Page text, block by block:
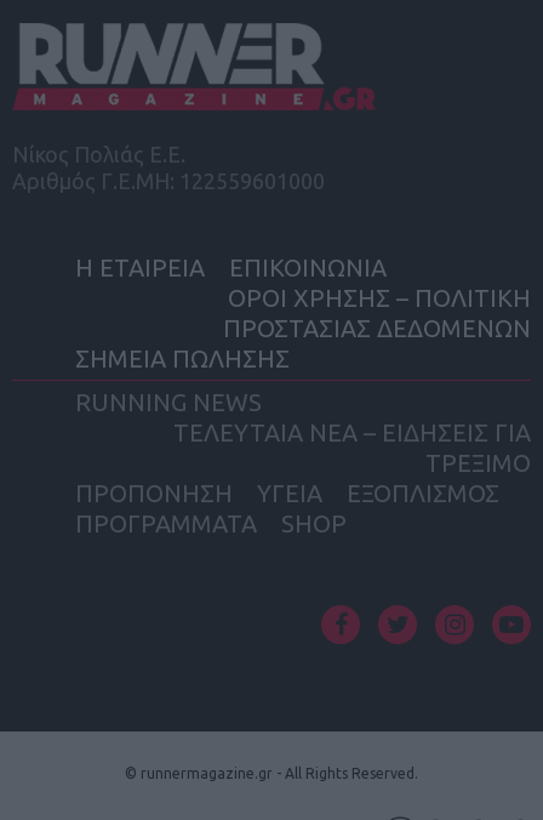
Νίκος Πολιάς Ε.Ε.
Αριθμός Γ.Ε.ΜΗ: 122559601000
Η ΕΤΑΙΡΕΙΑ
ΕΠΙΚΟΙΝΩΝΙΑ
ΟΡΟΙ ΧΡΗΣΗΣ – ΠΟΛΙΤΙΚΗ
ΠΡΟΣΤΑΣΙΑΣ ΔΕΔΟΜΕΝΩΝ
ΣΗΜΕΙΑ ΠΩΛΗΣΗΣ
RUNNING NEWS
ΤΕΛΕΥΤΑΙΑ ΝΕΑ – ΕΙΔΗΣΕΙΣ ΓΙΑ
ΤΡΕΞΙΜΟ
ΠΡΟΠΟΝΗΣΗ
ΥΓΕΙΑ
ΕΞΟΠΛΙΣΜΟΣ
ΠΡΟΓΡΑΜΜΑΤΑ
SHOP
© runnermagazine.gr - All Rights Reserved.